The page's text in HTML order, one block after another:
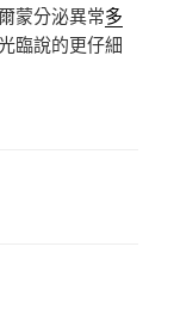
蒙分泌異常多
臨說的更仔細